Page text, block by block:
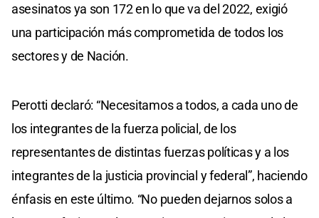
asesinatos ya son 172 en lo que va del 2022, exigió
una participación más comprometida de todos los
sectores y de Nación.
Perotti declaró: “Necesitamos a todos, a cada uno de
los integrantes de la fuerza policial, de los
representantes de distintas fuerzas políticas y a los
integrantes de la justicia provincial y federal”, haciendo
énfasis en este último. “No pueden dejarnos solos a